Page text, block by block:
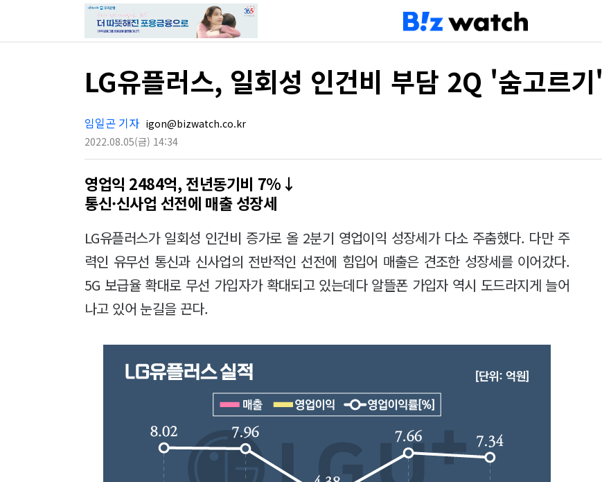
LG유플러스, 일회성 인건비 부담 2Q '숨고르기'
임일곤 기자 igon@bizwatch.co.kr
2022.08.05(금) 14:34
영업익 2484억, 전년동기비 7%↓
통신·신사업 선전에 매출 성장세
LG유플러스가 일회성 인건비 증가로 올 2분기 영업이익 성장세가 다소 주춤했다. 다만 주
력인 유무선 통신과 신사업의 전반적인 선전에 힘입어 매출은 견조한 성장세를 이어갔다.
5G 보급율 확대로 무선 가입자가 확대되고 있는데다 알뜰폰 가입자 역시 도드라지게 늘어
나고 있어 눈길을 끈다.